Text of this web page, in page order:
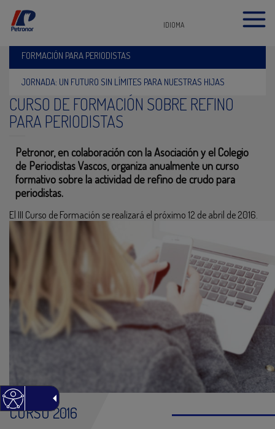
IDIOMA
FORMACIÓN PARA PERIODISTAS
JORNADA: UN FUTURO SIN LÍMITES PARA NUESTRAS HIJAS
CURSO DE FORMACIÓN SOBRE REFINO
PARA PERIODISTAS
Petronor, en colaboración con la Asociación y el Colegio
de Periodistas Vascos, organiza anualmente un curso
formativo sobre la actividad de refino de crudo para
periodistas.
El III Curso de Formación se realizará el próximo 12 de abril de 2016.
CURSO 2016